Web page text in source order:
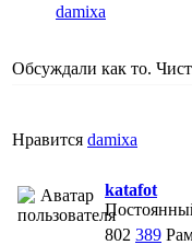
damixa
Обсуждали как то.
Нравится damixa
katafot
802 389